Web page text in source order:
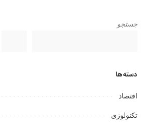
جستجو
دسته‌ها
اقتصاد
تکنولوژی